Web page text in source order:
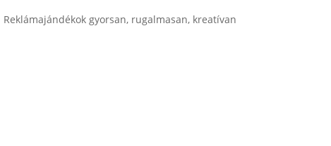
Reklámajándékok gyorsan, rugalmasan, kreatívan